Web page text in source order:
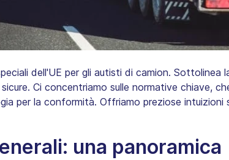
dell'UE per gli autisti di camion. Sottolinea
Ci concentriamo sulle normative chiave,
per la conformità. Offriamo preziose intuizioni
una panoramica